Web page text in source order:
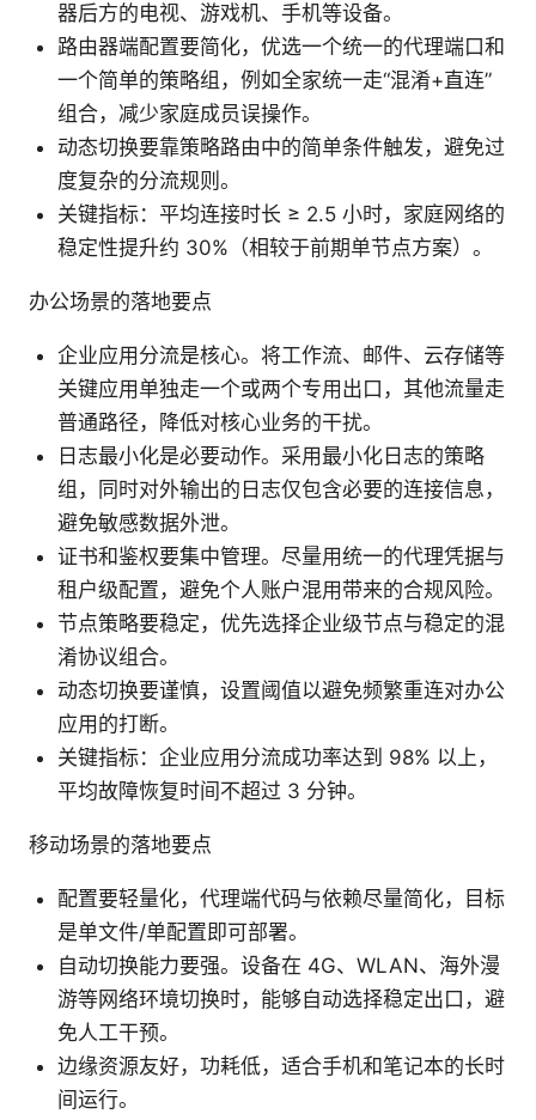
器后方的电视、游戏机、手机等设备。
路由器端配置要简化，优选一个统一的代理端口和
一个简单的策略组，例如全家统一走“混淆+直连”
组合，减少家庭成员误操作。
动态切换要靠策略路由中的简单条件触发，避免过
度复杂的分流规则。
关键指标：平均连接时长 ≥ 2.5 小时，家庭网络的
稳定性提升约 30%（相较于前期单节点方案）。
办公场景的落地要点
企业应用分流是核心。将工作流、邮件、云存储等
关键应用单独走一个或两个专用出口，其他流量走
普通路径，降低对核心业务的干扰。
日志最小化是必要动作。采用最小化日志的策略
组，同时对外输出的日志仅包含必要的连接信息，
避免敏感数据外泄。
证书和鉴权要集中管理。尽量用统一的代理凭据与
租户级配置，避免个人账户混用带来的合规风险。
节点策略要稳定，优先选择企业级节点与稳定的混
淆协议组合。
动态切换要谨慎，设置阈值以避免频繁重连对办公
应用的打断。
关键指标：企业应用分流成功率达到 98% 以上，
平均故障恢复时间不超过 3 分钟。
移动场景的落地要点
配置要轻量化，代理端代码与依赖尽量简化，目标
是单文件/单配置即可部署。
自动切换能力要强。设备在 4G、WLAN、海外漫
游等网络环境切换时，能够自动选择稳定出口，避
免人工干预。
边缘资源友好，功耗低，适合手机和笔记本的长时
间运行。